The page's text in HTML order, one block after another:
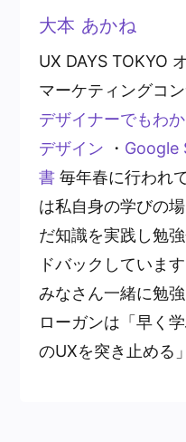
大本 あかね
UX DAYS TOKYO
マーケティングコ
デザイナーでもわ
デザイン ・ Google
書毎年春に行われ
は私自身の学びの
だ知識を実践し勉
ドバックしていま
みなさん一緒に勉
ローガンは「早く
のUXを突き止める